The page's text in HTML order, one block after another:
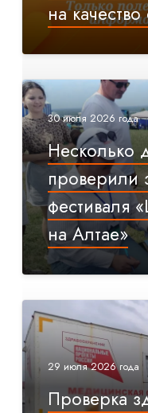
на
30 июля 2026 года
Несколько
проверили
фестиваля
на Алтае»
29 июля 2026 года
Проверка